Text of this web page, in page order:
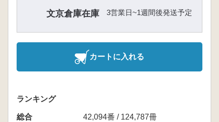
文京倉庫在庫
3営業日~1週間後発送予定
カートに入れる
ランキング
総合
42,094番 / 124,787冊